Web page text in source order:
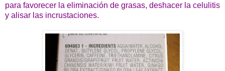
para favorecer la eliminación de grasas, deshacer la celulitis
y alisar las incrustaciones.